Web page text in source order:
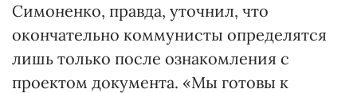
Симоненко, правда, уточнил, что
окончательно коммунисты определятся
лишь только после ознакомления с
проектом документа. «Мы готовы к